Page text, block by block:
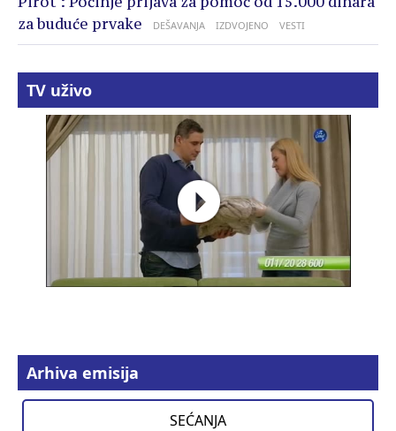
za buduće prvake
DEŠAVANJA IZDVOJENO VESTI
TV uživo
Arhiva emisija
SEĆANJA